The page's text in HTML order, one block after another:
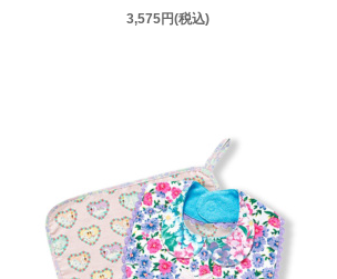
3,575円(税込)